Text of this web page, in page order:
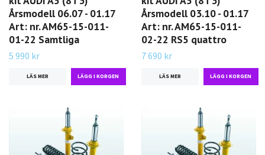
Årsmodell 06.07 - 01.17
Art: nr. AM65-15-011-
01-22 Samtliga
5 990 kr
LÄS MER
Årsmodell 03.10 - 01.17
Art: nr. AM65-15-011-
02-22 RS5 quattro
7 690 kr
LÄS MER